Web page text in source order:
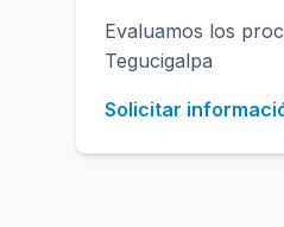
Evaluamos los
Tegucigalpa
Solicitar